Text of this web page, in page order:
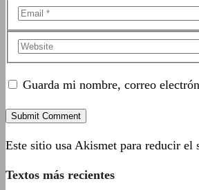
Guarda mi nombre, correo
Este sitio usa Akismet para reducir el
Textos más recientes